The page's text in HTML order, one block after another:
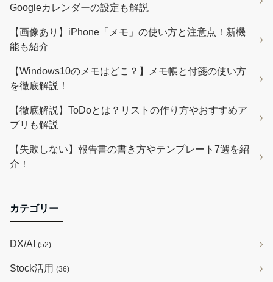
Googleカレンダーの設定も解説
【画像あり】iPhone「メモ」の使い方と注意点！新機
能も紹介
【Windows10のメモはどこ？】メモ帳と付箋の使い方
を徹底解説！
【徹底解説】ToDoとは？リストの作り方やおすすめア
プリも解説
【失敗しない】報告書の書き方やテンプレート7選を紹
介！
カテゴリー
DX/AI (52)
Stock活用 (36)